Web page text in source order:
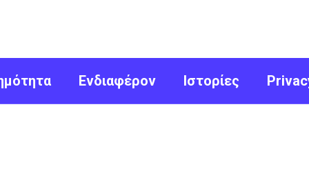
Ενδιαφέρον Ιστορίες